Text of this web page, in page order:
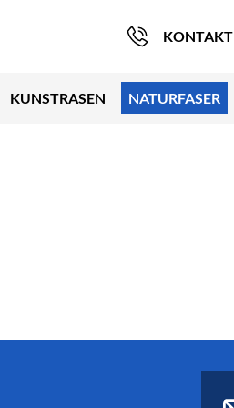
KONTAKT
KUNSTRASEN NATURFASER